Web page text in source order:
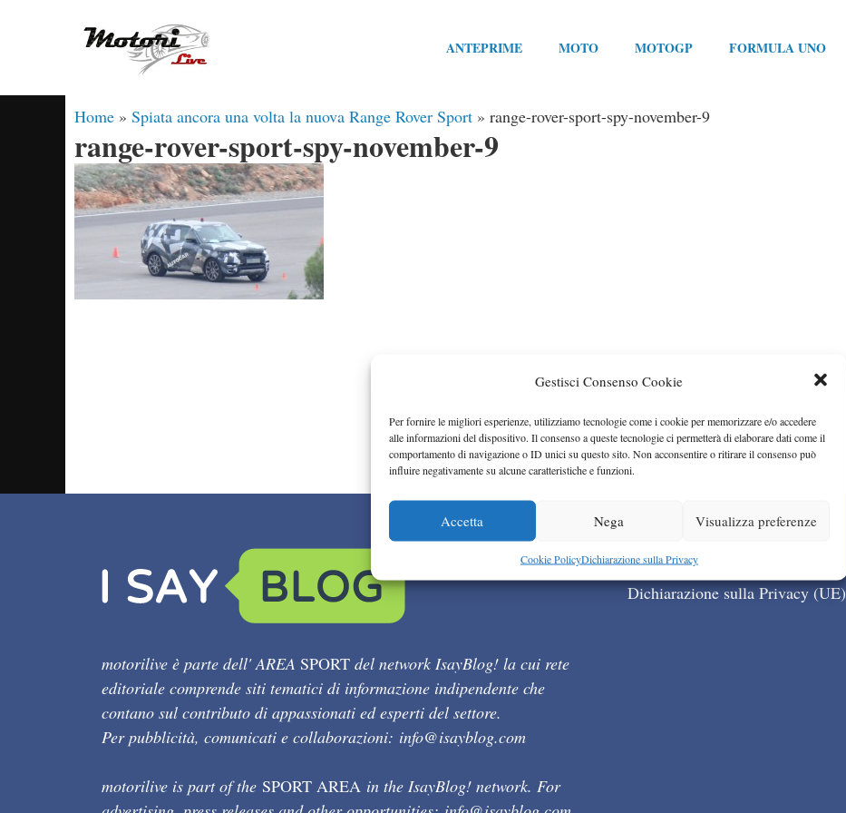
Gestisci Consenso Cookie
Per fornire le migliori esperienze, utilizziamo tecnologie come i cookie per memorizzare e/o accedere
alle informazioni del dispositivo. Il consenso a queste tecnologie ci permetterà di elaborare dati come il
comportamento di navigazione o ID unici su questo sito. Non acconsentire o ritirare il consenso può
influire negativamente su alcune caratteristiche e funzioni.
Accetta Nega Visualizza preferenze
Cookie PolicyDichiarazione sulla Privacy
ANTEPRIME MOTO MOTOGP FORMULA UNO
Home » Spiata ancora una volta la nuova Range Rover Sport » range-rover-sport-spy-november-9
range-rover-sport-spy-november-9
motorilive è parte dell' AREA SPORT del network IsayBlog! la cui rete
editoriale comprende siti tematici di informazione indipendente che
contano sul contributo di appassionati ed esperti del settore.
Per pubblicità, comunicati e collaborazioni: info@isayblog.com
motorilive is part of the SPORT AREA in the IsayBlog! network. For
Cookie Policy (UE)
Dichiarazione sulla Privacy (UE)